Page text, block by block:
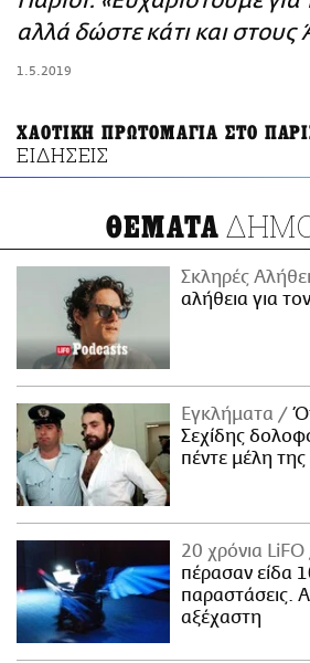
ΑΜΠΑ
αλλά δώστε κάτι και στους
1.5.2019
ΧΑΟΤΙΚΗ ΠΡΩΤΟΜΑΓΙΑ ΣΤΟ
ΕΙΔΗΣΕΙΣ
ΘΕΜΑΤΑ
Σκληρές
αλήθεια για
Εγκλήματα
Σεχίδης
πέντε μέλη της
20 χρόνια LiFO
πέρασαν είδα
παραστάσεις.
αξέχαστη